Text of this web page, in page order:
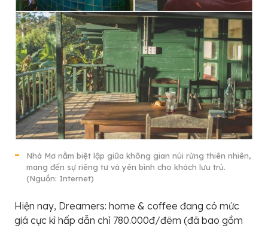
Nhà Mơ nằm biệt lập giữa không gian núi rừng thiên nhiên,
mang đến sự riêng tư và yên bình cho khách lưu trú.
(Nguồn: Internet)
Hiện nay, Dreamers: home & coffee đang có mức
giá cực kì hấp dẫn chỉ 780.000đ/đêm (đã bao gồm